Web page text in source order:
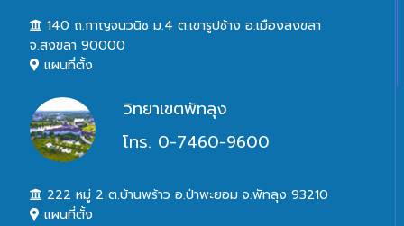
140 ถ.กาญจนวนิช ม.4 ต.เขารูปช้าง อ.เมืองสงขลา
จ.สงขลา 90000
แผนที่ตั้ง
วิทยาเขตพัทลุง
โทร. 0-7460-9600
222 หมู่ 2 ต.บ้านพร้าว อ.ป่าพะยอม จ.พัทลุง 93210
แผนที่ตั้ง